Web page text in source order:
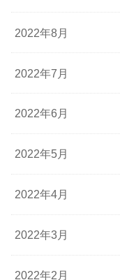
2022年8月
2022年7月
2022年6月
2022年5月
2022年4月
2022年3月
2022年2月